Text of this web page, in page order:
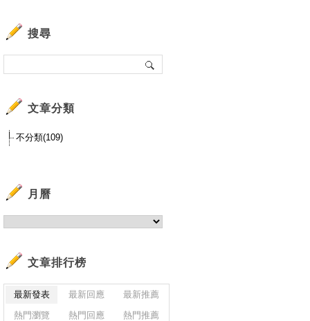
搜尋
文章分類
不分類(109)
月曆
文章排行榜
最新發表 最新回應
最新推薦
熱門瀏覽
熱門回應 熱門推薦